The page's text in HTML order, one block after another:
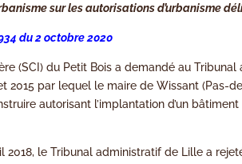
sur les autorisations d’urbanisme
du 2 octobre 2020
(SCI) du Petit Bois a demandé au
2015 par lequel le maire de Wissant (Pas-
autorisant l’implantation d’un
2018, le Tribunal administratif de Lille a